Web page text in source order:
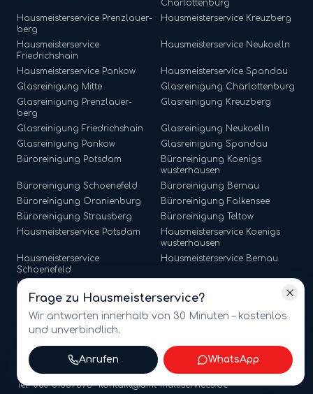
Charlottenburg
Hausmeisterservice Prenzlauer-
berg
Hausmeisterservice Kreuzberg
Hausmeisterservice
Friedrichshain
Hausmeisterservice Neukoelln
Hausmeisterservice Pankow Hausmeisterservice Spandau
Glasreinigung Mitte Glasreinigung Charlottenburg
Glasreinigung Prenzlauer-
berg
Glasreinigung Kreuzberg
Glasreinigung Friedrichshain Glasreinigung Neukoelln
Glasreinigung Pankow Glasreinigung Spandau
Büroreinigung Potsdam Büroreinigung Koenigs
wusterhausen
Büroreinigung Schoenefeld Büroreinigung Bernau
Büroreinigung Oranienburg Büroreinigung Falkensee
Büroreinigung Strausberg Büroreinigung
Teltow
Hausmeisterservice Potsdam Hausmeisterservice Koenigs
wusterhausen
Hausmeisterservice
Schoenefeld
Hausmeisterservice Bernau
Hausmeisterservice
Oranienburg
Hausmeisterservice Strausberg Hausmeisterservice Teltow
2026
amt multiservices GmbH · Märkische Straße 65, 15806
Zossen · USt-ID: DE341721368
Tel. 030 81867596 · kontakt@amt-multiservices.de
Frage zu Hausmeisterservice?
Wir antworten innerhalb von 30 Minuten – kostenlos
und unverbindlich.
Anrufen WhatsApp